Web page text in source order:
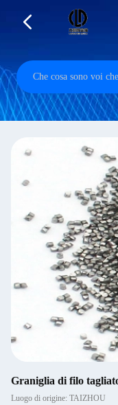
Graniglia di filo
Luogo di origine: TAIZHOU